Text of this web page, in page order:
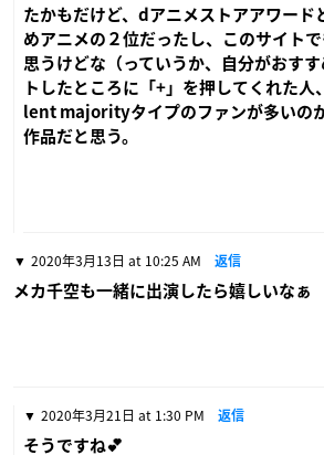
たかもだけど、dアニメストアアワード
めアニメの２位だったし、このサイト
思うけどな（っていうか、自分がおす
トしたところに「+」を押してくれた人
lent majorityタイプのファンが多いの
作品だと思う。
2020年3月13日 at 10:25 AM 返信
メカ千空も一緒に出演したら嬉しいなぁ
2020年3月21日 at 1:30 PM 返信
そうですね💕